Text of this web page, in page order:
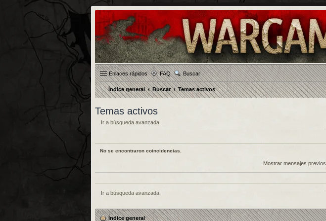
Enlaces rápidos FAQ Buscar
Índice general Buscar Temas activos
Temas activos
Ir a búsqueda avanzada
No se encontraron coincidencias.
Mostrar mensajes previos
Ir a búsqueda avanzada
Índice general